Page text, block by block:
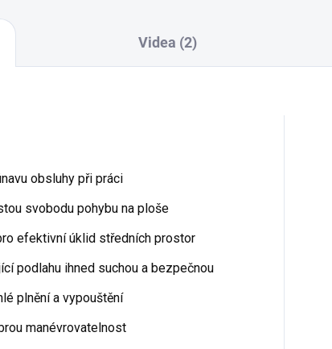
Videa (2)
obsluhy při práci
svobodu pohybu na ploše
efektivní úklid středních prostor
podlahu ihned suchou a bezpečnou
plnění a vypouštění
manévrovatelnost